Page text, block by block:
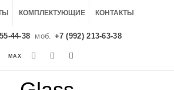
КОМПЛЕКТУЮЩИЕ КОНТАКТЫ
44-38 моб. +7 (992) 213-63-38
MAX